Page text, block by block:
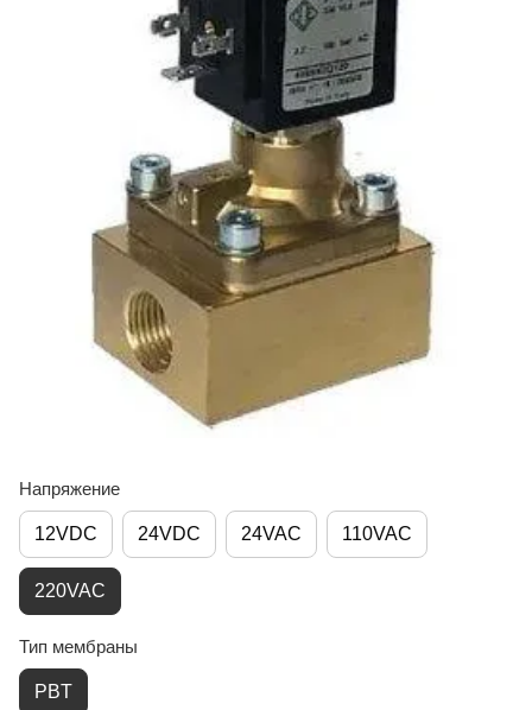
Напряжение
12VDC 24VDC 24VAC 110VAC
220VAC
Тип мембраны
PBT